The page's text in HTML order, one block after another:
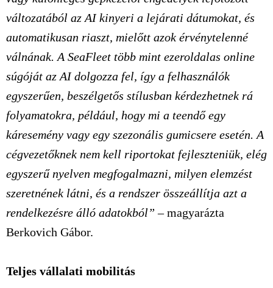
változatából az AI kinyeri a lejárati dátumokat, és
automatikusan riaszt, mielőtt azok érvénytelenné
válnának. A SeaFleet több mint ezeroldalas online
súgóját az AI dolgozza fel, így a felhasználók
egyszerűen, beszélgetős stílusban kérdezhetnek rá
folyamatokra, például, hogy mi a teendő egy
káresemény vagy egy szezonális gumicsere esetén. A
cégvezetőknek nem kell riportokat fejleszteniük, elég
egyszerű nyelven megfogalmazni, milyen elemzést
szeretnének látni, és a rendszer összeállítja azt a
rendelkezésre álló adatokból” – magyarázta
Berkovich Gábor.
Teljes vállalati mobilitás